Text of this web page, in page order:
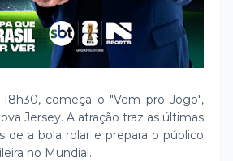
18h30, começa o "Vem pro Jogo",
Jersey. A atração traz as últimas
de a bola rolar e prepara o público
no Mundial.